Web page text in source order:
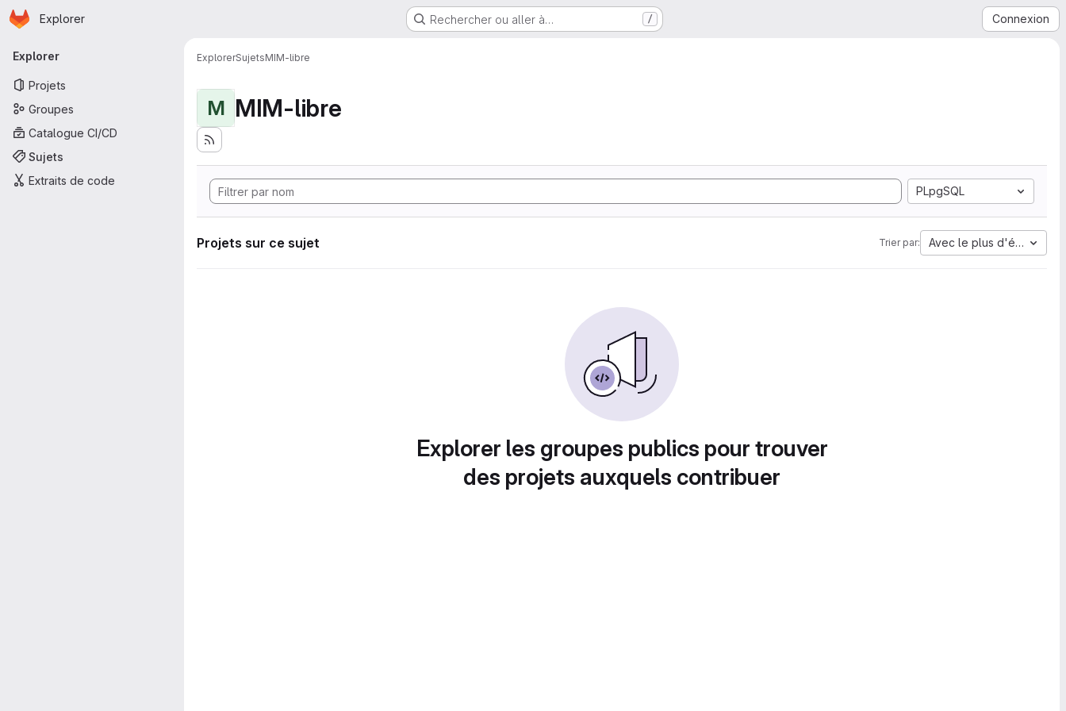
Passer au contenu principal
Page d'accueil
Explorer Rechercher ou aller à… / Connexion
Navigation principale
Explorer
Projets
Groupes
Catalogue CI/CD
Sujets
Extraits de code
ExplorerSujetsMIM-libre
M MIM-libre
PLpgSQL
Projets sur ce sujet Trier par: Avec le plus d'étoiles
Explorer les groupes publics pour trouver
des projets auxquels contribuer